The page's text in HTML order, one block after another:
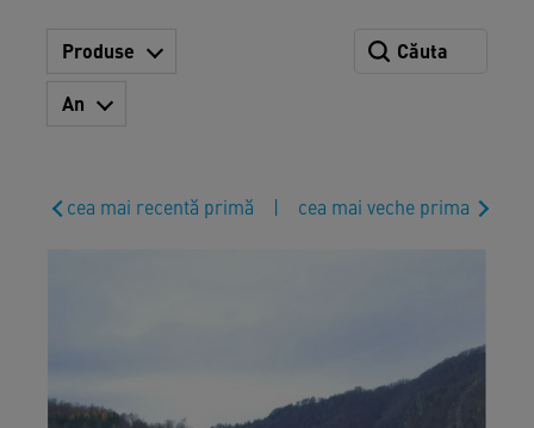
Produse
An
cea mai recentă primă | cea mai veche prima